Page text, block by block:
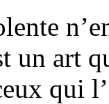
art
qui